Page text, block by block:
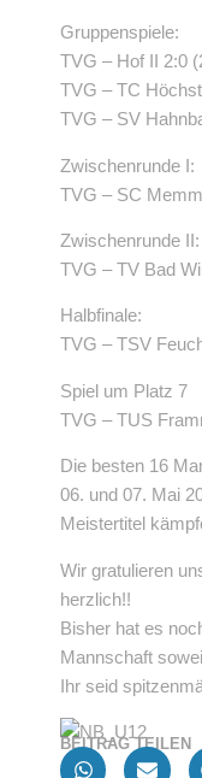
Gruppenspiele:
TVG – Hof II 2:0
TVG – TC
TVG – SV
Zwischenrunde I:
TVG – SC
Zwischenrunde II:
TVG – TV Bad
Halbfinale:
TVG – TSV
Spiel um Platz 7
TVG – TUS
Die besten 16
06. und 07. Mai
Meistertitel
Wir gratulieren
herzlich!!
Bisher hat es
Mannschaft
Ihr seid
BEITRAG TEILEN